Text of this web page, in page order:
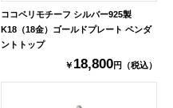
ココペリモチーフ シルバー925製
K18（18金）ゴールドプレート ペンダ
ントトップ
￥ 18,800円（税込）